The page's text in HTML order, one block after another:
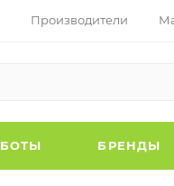
Производители
БРЕНДЫ